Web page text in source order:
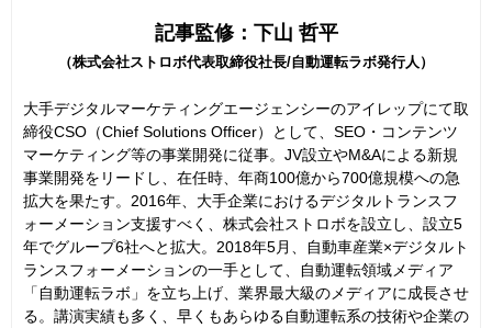
記事監修：下山 哲平
（株式会社ストロボ代表取締役社長/自動運転ラボ発行人）
大手デジタルマーケティングエージェンシーのアイレップにて取
締役CSO（Chief Solutions Officer）として、SEO・コンテンツ
マーケティング等の事業開発に従事。JV設立やM&Aによる新規
事業開発をリードし、在任時、年商100億から700億規模への急
拡大を果たす。2016年、大手企業におけるデジタルトランスフ
ォーメーション支援すべく、株式会社ストロボを設立し、設立5
年でグループ6社へと拡大。2018年5月、自動車産業×デジタルト
ランスフォーメーションの一手として、自動運転領域メディア
「自動運転ラボ」を立ち上げ、業界最大級のメディアに成長させ
る。講演実績も多く、早くもあらゆる自動運転系の技術や企業の